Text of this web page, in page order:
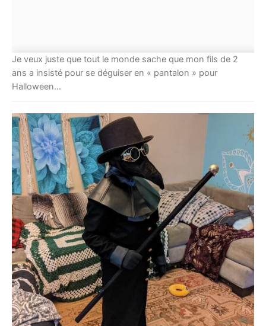
Je veux juste que tout le monde sache que mon fils de 2
ans a insisté pour se déguiser en « pantalon » pour
Halloween…